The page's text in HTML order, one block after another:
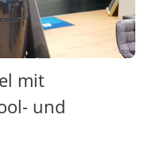
mit
und